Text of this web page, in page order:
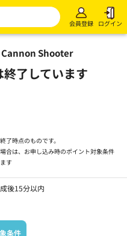
会員登録 ログイン
Shooter
終了しています
了時点のものです。
合は、お申し込み時のポイント対象条件
す
後15分以内
条件